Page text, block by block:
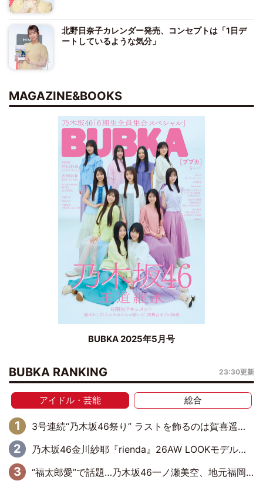
北野日奈子カレンダー発売、コンセプトは「1日デ
ートしているような気分」
MAGAZINE&BOOKS
BUBKA 2025年5月号
BUBKA RANKING 23:30更新
アイドル・芸能 総合
3号連続“乃木坂46祭り” ラストを飾るのは賀喜遥香…5年ぶりの登場に「5年分大人になった私を見ていただけたら」
乃木坂46金川紗耶『rienda』26AW LOOKモデルに就任
“福太郎愛”で話題…乃木坂46一ノ瀬美空、地元福岡『めんべい25周年トップサポーター』に就任